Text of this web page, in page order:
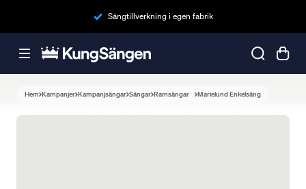
Sängtillverkning i egen fabrik
Hem Kampanjer Kampanjsängar Sängar Ramsängar Marielund Enkelsäng